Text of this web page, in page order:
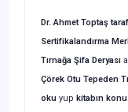
Dr. Ahmet Toptaş
Sertifikalandırma
Tırnağa Şifa Deryası
Çörek Otu Tepeden
oku yup kitabın